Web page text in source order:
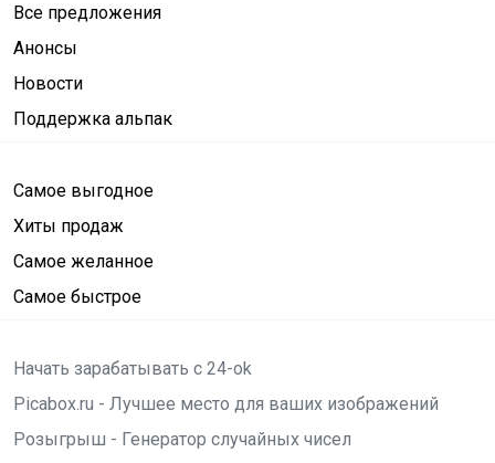
Все предложения
Анонсы
Новости
Поддержка альпак
Самое выгодное
Хиты продаж
Самое желанное
Самое быстрое
Начать зарабатывать с 24-ok
Picabox.ru - Лучшее место для ваших изображений
Розыгрыш - Генератор случайных чисел